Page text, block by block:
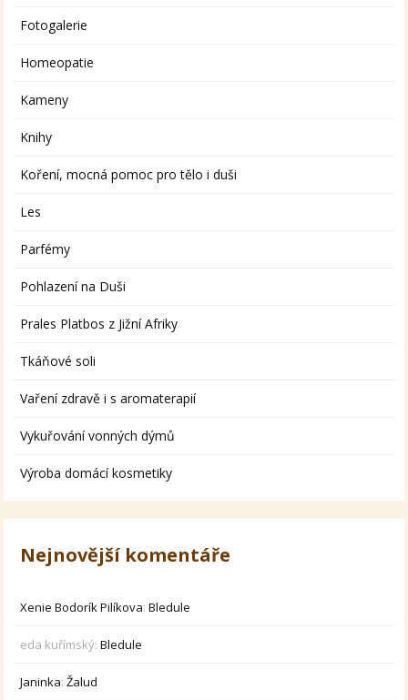
Fotogalerie
Homeopatie
Kameny
Knihy
Koření, mocná pomoc pro tělo i duši
Les
Parfémy
Pohlazení na Duši
Prales Platbos z Jižní Afriky
Tkáňové soli
Vaření zdravě i s aromaterapií
Vykuřování vonných dýmů
Výroba domácí kosmetiky
Nejnovější komentáře
Xenie Bodorík Pilíkova:Bledule
eda kuřímský:Bledule
Janinka:Žalud